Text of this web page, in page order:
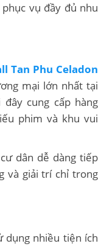
vụ đầy đủ nhu
Tan Phu Celadon
mại lớn nhất tại
cung cấp hàng
phim và khu vui
dân dễ dàng tiếp
và giải trí chỉ trong
dụng nhiều tiện ích